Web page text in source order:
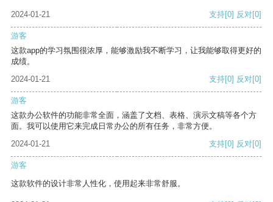
2024-01-21 支持[0] 反对[0]
游客
这款app的学习氛围很浓厚，能够激励我不断学习，让我能够取得更好的
成绩。
2024-01-21
支持[0] 反对[0]
游客
这款办公软件的功能非常全面，涵盖了文档、表格、演示文稿等各个方
面。我可以使用它来完成日常办公的所有任务，非常方便。
2024-01-21
支持[0] 反对[0]
游客
这款软件的设计非常人性化，使用起来非常舒服。